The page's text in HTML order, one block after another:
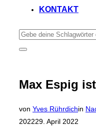
KONTAKT
Suchen
nach:
Seitenleiste
Max Espig
von Yves Rührdichin
202229. April 2022